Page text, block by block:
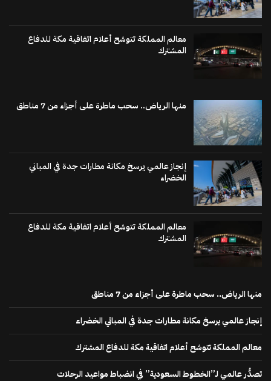
معالم المملكة تتوشح أعلام اتفاقية مكة للدفاع
المشترك
منها الرياض.. سحب ماطرة على أجزاء من 7 مناطق
إنجاز عالمي يرسخ مكانة مطارات جدة في المباني
الخضراء
معالم المملكة تتوشح أعلام اتفاقية مكة للدفاع
المشترك
منها الرياض.. سحب ماطرة على أجزاء من 7 مناطق
إنجاز عالمي يرسخ مكانة مطارات جدة في المباني الخضراء
معالم المملكة تتوشح أعلام اتفاقية مكة للدفاع المشترك
تصدُّر عالمي لـ”الخطوط السعودية” في انضباط مواعيد الرحلات